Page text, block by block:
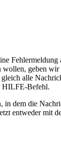
Fehlermeldung
geben
alle
HILFE-Befehl.
in dem die
entweder mit